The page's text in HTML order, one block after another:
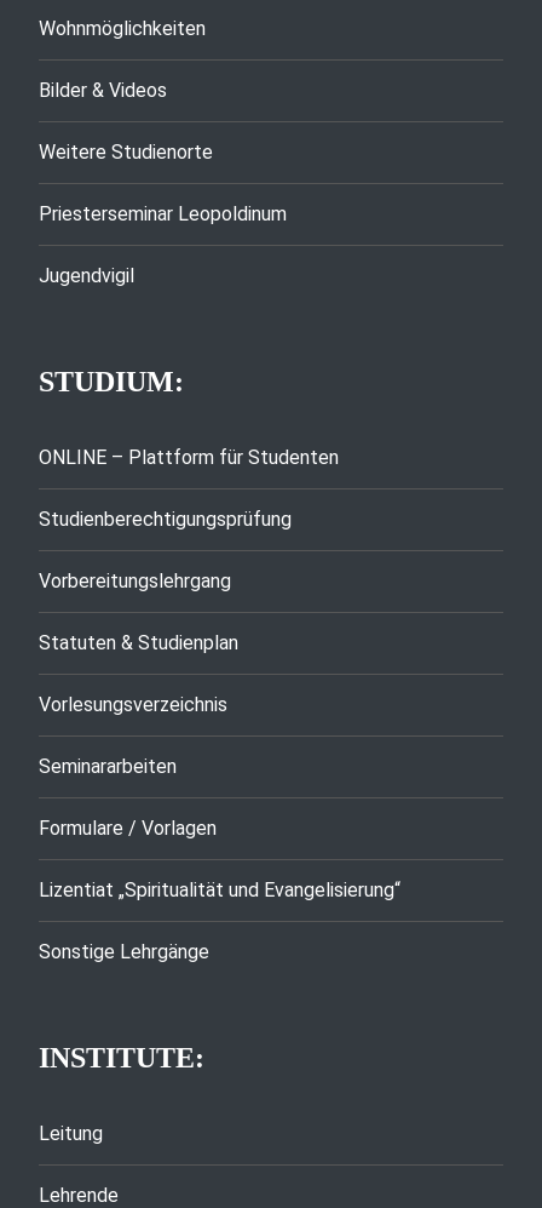
Wohnmöglichkeiten
Bilder & Videos
Weitere Studienorte
Priesterseminar Leopoldinum
Jugendvigil
STUDIUM:
ONLINE – Plattform für Studenten
Studienberechtigungsprüfung
Vorbereitungslehrgang
Statuten & Studienplan
Vorlesungsverzeichnis
Seminararbeiten
Formulare / Vorlagen
Lizentiat „Spiritualität und Evangelisierung“
Sonstige Lehrgänge
INSTITUTE:
Leitung
Lehrende